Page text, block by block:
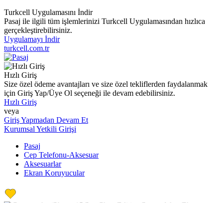
Turkcell Uygulamasını İndir
Pasaj ile ilgili tüm işlemlerinizi Turkcell Uygulamasından hızlıca
gerçekleştirebilirsiniz.
Uygulamayı İndir
turkcell.com.tr
Hızlı Giriş
Size özel ödeme avantajları ve size özel tekliflerden faydalanmak
için Giriş Yap/Üye Ol seçeneği ile devam edebilirsiniz.
Hızlı Giriş
veya
Giriş Yapmadan Devam Et
Kurumsal Yetkili Girişi
Pasaj
Cep Telefonu-Aksesuar
Aksesuarlar
Ekran Koruyucular